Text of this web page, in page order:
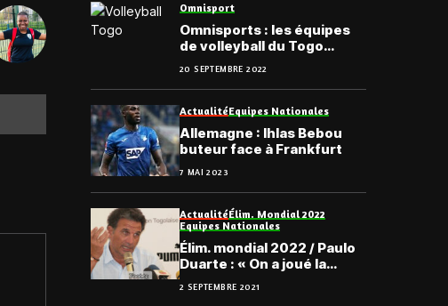
Omnisport
Omnisports : les équipes
de volleyball du Togo
dotées de ballons
20 SEPTEMBRE 2022
ActualitéEquipes Nationales
Allemagne : Ihlas Bebou
buteur face à Frankfurt
7 MAI 2023
ActualitéÉlim. Mondial 2022
Equipes Nationales
Élim. mondial 2022 / Paulo
Duarte : « On a joué la
meilleure stratégie face au
Sénégal… »
2 SEPTEMBRE 2021